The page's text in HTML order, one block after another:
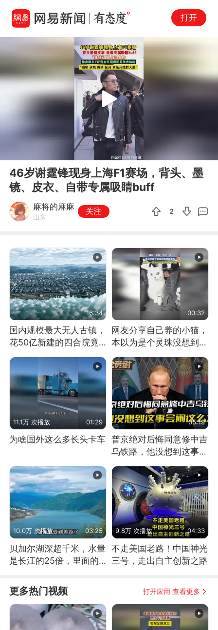
打开
Play
46岁谢霆锋现身上海F1赛场，背头、墨
镜、皮衣、自带专属吸睛buff
麻将的麻麻
山东
关注 2
16:34
国内规模最大无人古镇，
花50亿新建的四合院竟
没人住，发生了啥
00:32
网友分享自己养的小猫，
本以为是个灵珠没想到是
魔丸
11.1万 次播放 01:29
为啥国外这么多长头卡车
05:19
普京绝对后悔同意修中吉
乌铁路，他没想到这事会
10.0万 次播放 03:25
贝加尔湖深超千米，水量
是长江的25倍，里面的
9.8万 次播放 04:33
不走美国老路！中国神光
三号，走出自主创新之路
更多热门视频 打开应用 查看更多